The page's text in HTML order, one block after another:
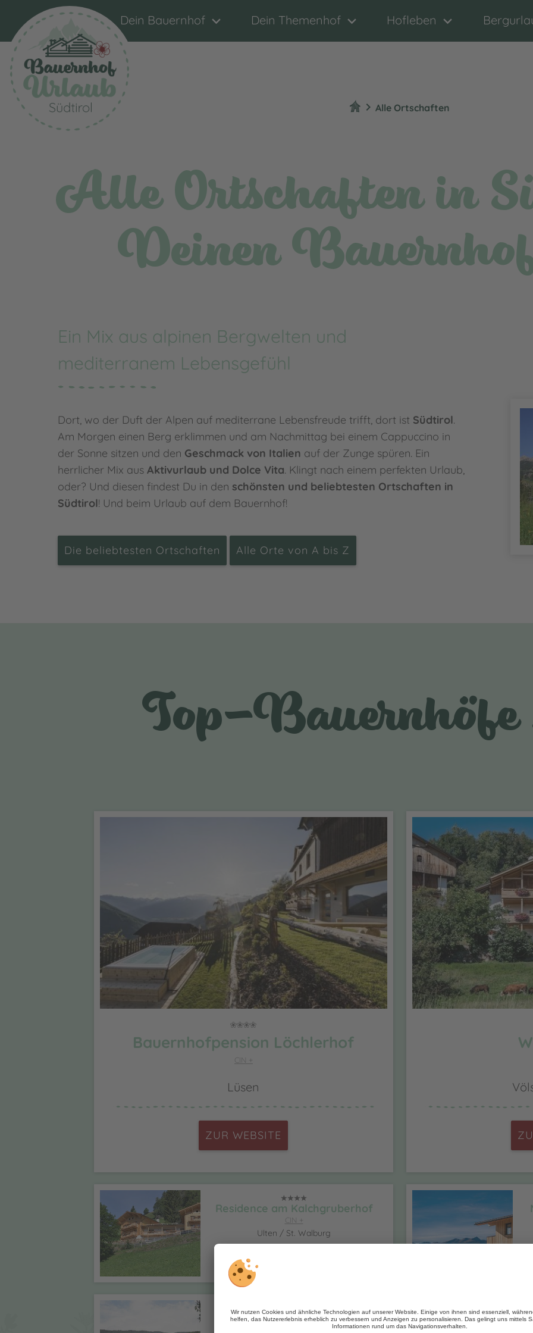
Dein Bauernhof Dein Themenhof Hofleben
chevron_right Alle Ortschaften
Alle Ortschaften in
Deinen
Ein Mix aus alpinen Bergwelten und
mediterranem Lebensgefühl
Dort, wo der Duft der Alpen auf mediterrane Lebensfreude trifft, dort ist Südtirol.
Am Morgen einen Berg erklimmen und am Nachmittag bei einem Cappuccino in
der Sonne sitzen und den Geschmack von Italien auf der Zunge spüren. Ein
herrlicher Mix aus Aktivurlaub und Dolce Vita. Klingt nach einem perfekten Urlaub,
oder? Und diesen findest Du in den schönsten und beliebtesten Ortschaften in
Südtirol! Und beim Urlaub auf dem Bauernhof!
Die beliebtesten Ortschaften Alle Orte von A bis Z
Top-
Bauernhofpension Löchlerhof
CIN +
Lüsen
ZUR WEBSITE
Residence am Kalchgruberhof
CIN +
Ulten / St. Walburg
Unterleitnerhof